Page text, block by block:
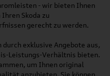
- wir bieten Ihnen
Skoda zu
gerecht zu werden.
exklusive Angebote aus,
Leistungs-Verhältnis bieten.
um Ihnen original
anzubieten. Sie können